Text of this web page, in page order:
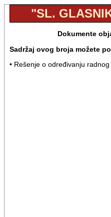
"SL.
Dokumente
Sadržaj ovog broja možete
• Rešenje o određivanju